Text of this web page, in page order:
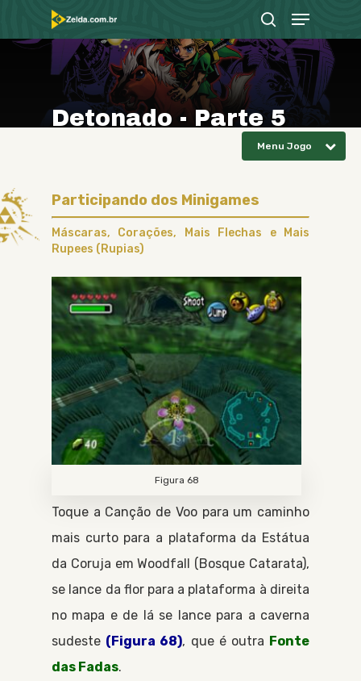
to
search
Menu
Detonad o - Parte 5
Menu Jogo
Participando dos Minigames
Máscaras, Corações, Mais Flechas e Mais
Rupees
Rupias
Figura 68
Toque a Canção de Voopara um caminho
mais curto para a plataforma da Estátua
da Coruja emWoodfall Bosque Catarata ,
se lance da flor para a plataforma à direita
no mapa e de lá se lance para a caverna
sudeste (Figura 68), que é outra Fonte
das Fadas.
Close
Menu